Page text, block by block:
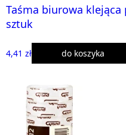
Taśma biurowa klejąca
sztuk
4,41 zł do koszyka